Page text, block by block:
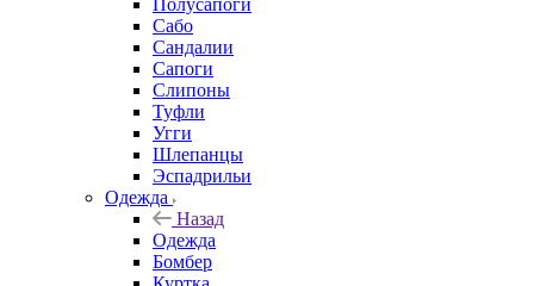
Полусапоги
Сабо
Сандалии
Сапоги
Слипоны
Туфли
Угги
Шлепанцы
Эспадрильи
Одежда
Назад
Одежда
Бомбер